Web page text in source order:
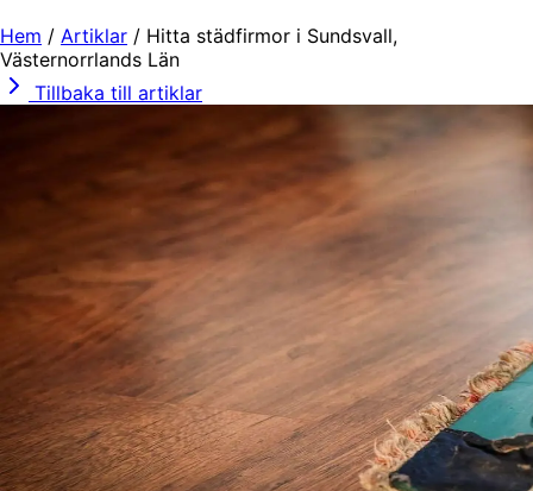
Hem / Artiklar / Hitta städfirmor i Sundsvall,
Västernorrlands Län
Tillbaka till artiklar